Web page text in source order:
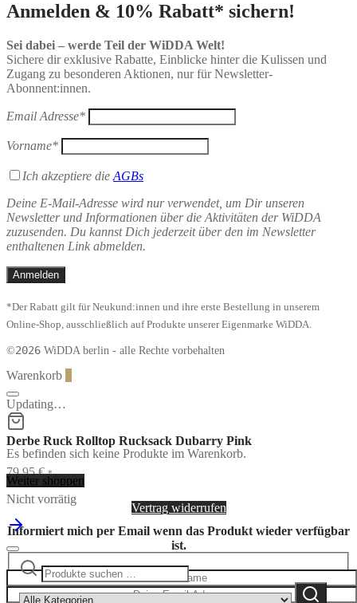
Derbe Ruck Rolltop Rucksack Dubarry Pink
79,95€ *
Nicht vorrätig
Informiert mich per Email wenn das Produkt wieder verfügbar
ist.
Anmelden & 10% Rabatt* sichern!
Sei dabei – werde Teil der WiDDA Welt!
Sichere dir exklusive Rabatte, Einblicke hinter die Kulissen und
Zugang zu besonderen Aktionen, nur für Newsletter-
Abonnent:innen.
Email Adresse*
Vorname*
Ich akzeptiere die AGBs
Deine E-Mail-Adresse wird nur verwendet, um Dir unseren
Newsletter und Informationen über die Aktivitäten der WiDDA
zuzusenden. Du kannst Dich jederzeit über den im Newsletter
enthaltenen Link abmelden.
*Der Rabatt gilt für Neukund:innen und ihre erste Bestellung in unserem
Online-Shop, ausschließlich auf Produkte unserer Eigenmarke WiDDA.
©2026 WiDDA berlin - alle Rechte vorbehalten
Warenkorb
Updating…
Es befinden sich keine Produkte im Warenkorb.
Weiter shoppen
Vertrag widerrufen
Suchen
nach:
by
category:
Suchen